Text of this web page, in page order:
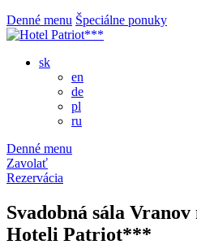
Denné menu Špeciálne ponuky
sk
en
de
pl
ru
Denné menu
Zavolať
Rezervácia
Svadobná sála Vranov
Hoteli Patriot***